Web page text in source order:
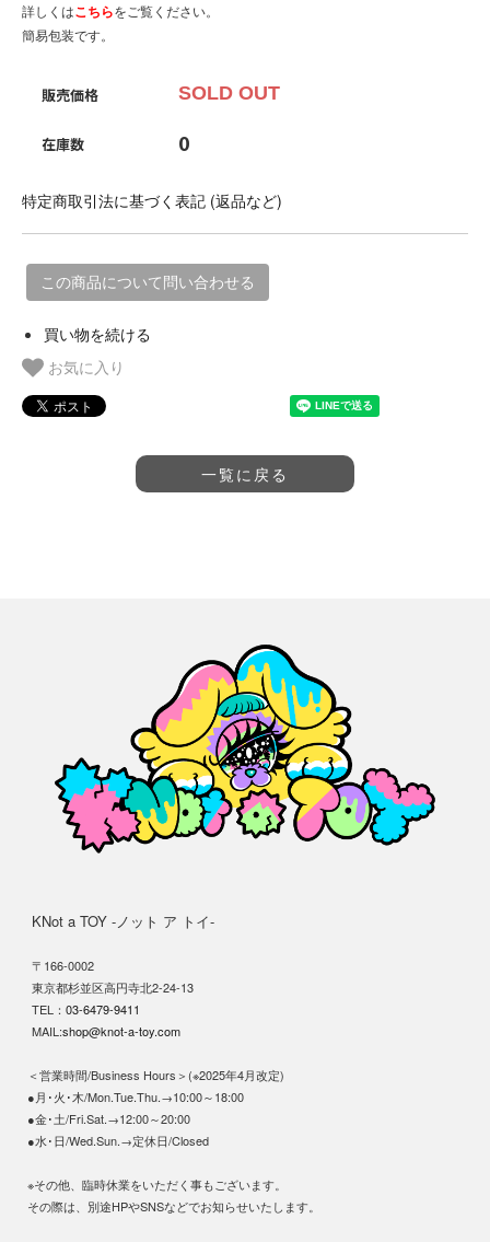
詳しくはこちらをご覧ください。
簡易包装です。
販売価格 SOLD OUT
在庫数 0
特定商取引法に基づく表記 (返品など)
この商品について問い合わせる
買い物を続ける
お気に入り
一覧に戻る
KNot a TOY -ノット ア トイ-
〒166-0002
東京都杉並区高円寺北2-24-13
TEL： 03-6479-9411
MAIL:shop@knot-a-toy.com
＜営業時間/Business Hours＞(※2025年4月改定)
●月･火･木/Mon.Tue.Thu.→10:00～18:00
●金･土/Fri.Sat.→12:00～20:00
●水･日/Wed.Sun.→定休日/Closed
※その他、臨時休業をいただく事もございます。
その際は、別途HPやSNSなどでお知らせいたします。